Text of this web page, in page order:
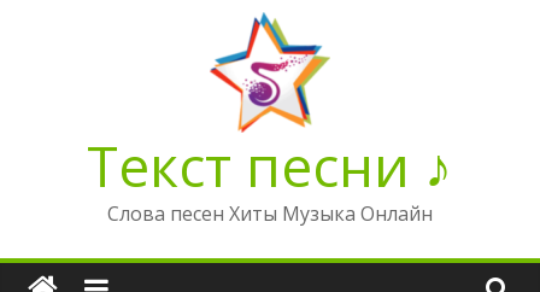
Текст песни ♪
Слова песен Хиты Музыка Онлайн